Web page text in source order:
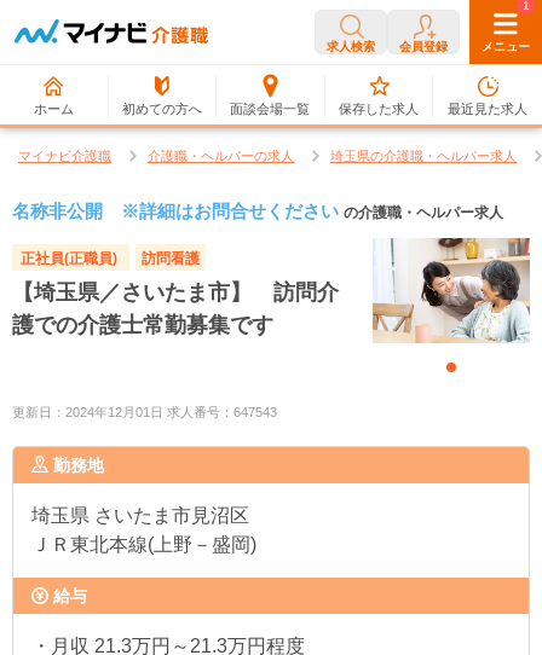
求人検索 会員登録 メニュー
ホーム 初めての方へ 面談会場一覧
0
保存した求人
1
最近見た求人
マイナビ介護職 介護職・ヘルパーの求人 埼玉県の介護職・ヘルパー求人
名称非公開 ※詳細はお問合せください の介護職・ヘルパー求人
正社員(正職員) 訪問看護
【埼玉県／さいたま市】 訪問介
護での介護士常勤募集です
更新日：2024年12月01日 求人番号：647543
勤務地
埼玉県 さいたま市見沼区
ＪＲ東北本線(上野－盛岡)
給与
・月収 21.3万円～21.3万円程度